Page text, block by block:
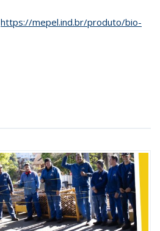
https://mepel.ind.br/produto/bio-